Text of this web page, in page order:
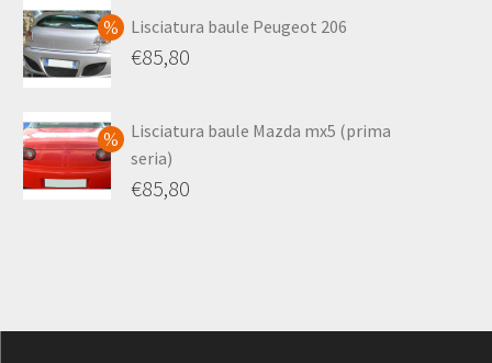
Lisciatura baule Peugeot 206
€85,80
Lisciatura baule Mazda mx5 (prima
seria)
€85,80